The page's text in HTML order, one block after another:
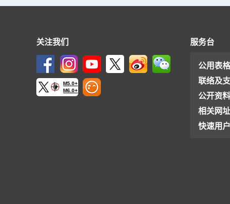
关注我们
M5.0+
M6.0+
服务台
公用表格
联络及
公开资料
相关网址
快速用